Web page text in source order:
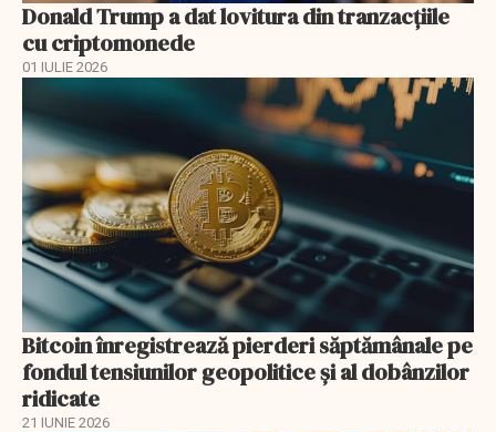
Donald Trump a dat lovitura din tranzacţiile
cu criptomonede
01 IULIE 2026
Bitcoin înregistrează pierderi săptămânale pe
fondul tensiunilor geopolitice și al dobânzilor
ridicate
21 IUNIE 2026